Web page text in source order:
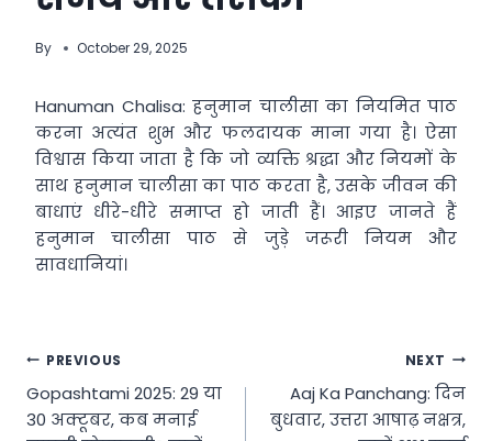
By October 29, 2025
Hanuman Chalisa: हनुमान चालीसा का नियमित पाठ
करना अत्यंत शुभ और फलदायक माना गया है। ऐसा
विश्वास किया जाता है कि जो व्यक्ति श्रद्धा और नियमों के
साथ हनुमान चालीसा का पाठ करता है, उसके जीवन की
बाधाएं धीरे-धीरे समाप्त हो जाती हैं। आइए जानते हैं
हनुमान चालीसा पाठ से जुड़े जरूरी नियम और
सावधानियां।
Post
navigation
PREVIOUS
Gopashtami 2025: 29 या
30 अक्टूबर, कब मनाई
NEXT
Aaj Ka Panchang: दिन
बुधवार, उत्तरा आषाढ़ नक्षत्र,